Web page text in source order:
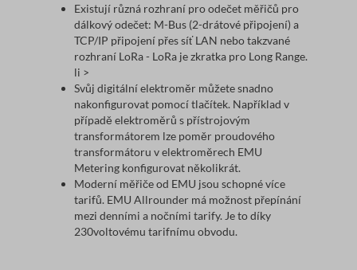
Existují různá rozhraní pro odečet měřičů pro
dálkový odečet: M-Bus (2-drátové připojení) a
TCP/IP připojení přes síť LAN nebo takzvané
rozhraní LoRa - LoRa je zkratka pro Long Range.
li >
Svůj digitální elektroměr můžete snadno
nakonfigurovat pomocí tlačítek. Například v
případě elektroměrů s přístrojovým
transformátorem lze poměr proudového
transformátoru v elektroměrech EMU
Metering konfigurovat několikrát.
Moderní měřiče od EMU jsou schopné více
tarifů. EMU Allrounder má možnost přepínání
mezi denními a nočními tarify. Je to díky
230voltovému tarifnímu obvodu.